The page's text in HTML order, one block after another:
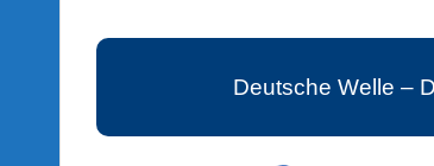
Deutsche Welle –